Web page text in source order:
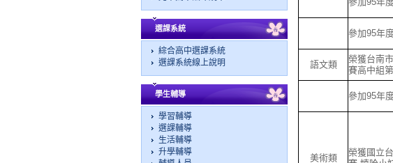
選課系統
綜合高中選課系統
選課系統線上說明
學生輔導
學習輔導
選課輔導
生活輔導
升學輔導
參加95年
語文類
榮獲台南
賽高中組
參加95年
美術類
榮獲國立